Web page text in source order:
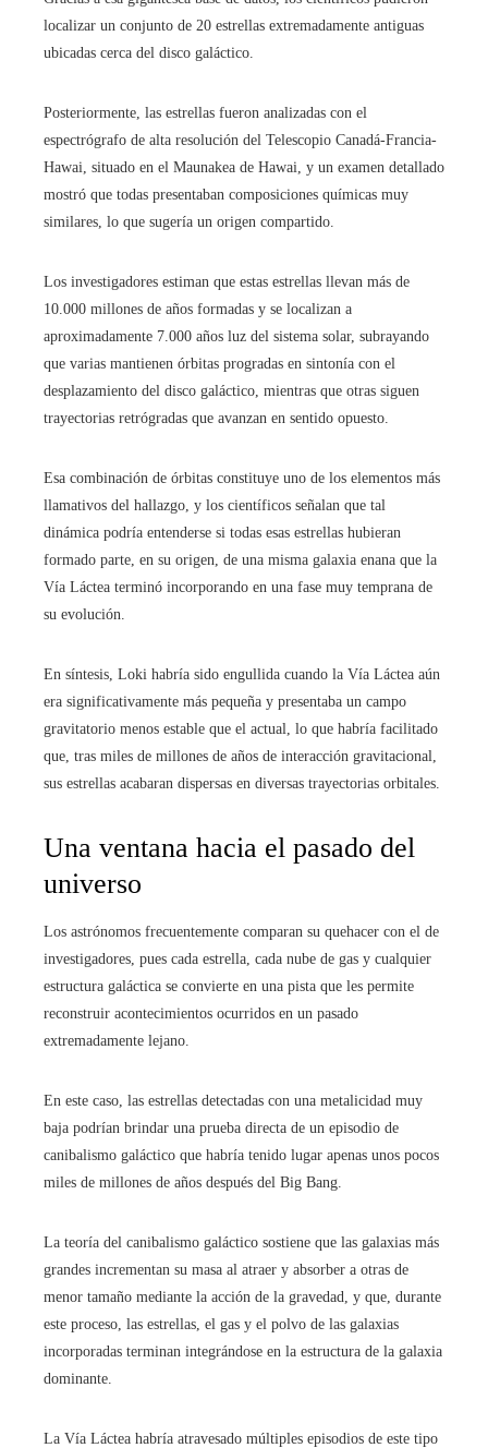
localizar un conjunto de 20 estrellas extremadamente antiguas
ubicadas cerca del disco galáctico.
Posteriormente, las estrellas fueron analizadas con el
espectrógrafo de alta resolución del Telescopio Canadá-Francia-
Hawai, situado en el Maunakea de Hawai, y un examen detallado
mostró que todas presentaban composiciones químicas muy
similares, lo que sugería un origen compartido.
Los investigadores estiman que estas estrellas llevan más de
10.000 millones de años formadas y se localizan a
aproximadamente 7.000 años luz del sistema solar, subrayando
que varias mantienen órbitas progradas en sintonía con el
desplazamiento del disco galáctico, mientras que otras siguen
trayectorias retrógradas que avanzan en sentido opuesto.
Esa combinación de órbitas constituye uno de los elementos más
llamativos del hallazgo, y los científicos señalan que tal
dinámica podría entenderse si todas esas estrellas hubieran
formado parte, en su origen, de una misma galaxia enana que la
Vía Láctea terminó incorporando en una fase muy temprana de
su evolución.
En síntesis, Loki habría sido engullida cuando la Vía Láctea aún
era significativamente más pequeña y presentaba un campo
gravitatorio menos estable que el actual, lo que habría facilitado
que, tras miles de millones de años de interacción gravitacional,
sus estrellas acabaran dispersas en diversas trayectorias orbitales.
Una ventana hacia el pasado del
universo
Los astrónomos frecuentemente comparan su quehacer con el de
investigadores, pues cada estrella, cada nube de gas y cualquier
estructura galáctica se convierte en una pista que les permite
reconstruir acontecimientos ocurridos en un pasado
extremadamente lejano.
En este caso, las estrellas detectadas con una metalicidad muy
baja podrían brindar una prueba directa de un episodio de
canibalismo galáctico que habría tenido lugar apenas unos pocos
miles de millones de años después del Big Bang.
La teoría del canibalismo galáctico sostiene que las galaxias más
grandes incrementan su masa al atraer y absorber a otras de
menor tamaño mediante la acción de la gravedad, y que, durante
este proceso, las estrellas, el gas y el polvo de las galaxias
incorporadas terminan integrándose en la estructura de la galaxia
dominante.
La Vía Láctea habría atravesado múltiples episodios de este tipo